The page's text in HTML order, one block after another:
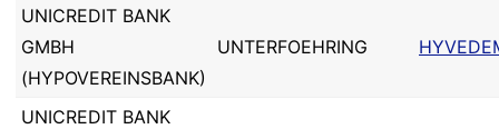
UNICREDIT BANK
GMBH
(HYPOVEREINSBANK)
UNTERFOEHRING
UNICREDIT BANK